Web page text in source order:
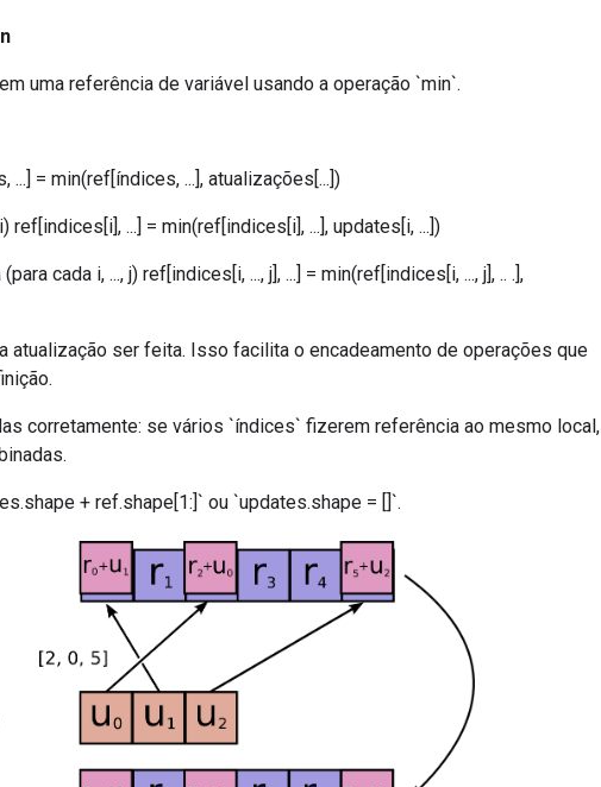
uma referência de variável usando a operação `min`.
= min(ref[índices, ...], atualizações[...])
...] = min(ref[indices[i], ...], updates[i, ...])
cada i, ..., j) ref[indices[i, ..., j], ...] = min(ref[indices[i, ..., j], .. .],
atualização ser feita. Isso facilita o encadeamento de operações que
corretamente: se vários `índices` fizerem referência ao mesmo local,
+ ref.shape[1:]` ou `updates.shape = []`.